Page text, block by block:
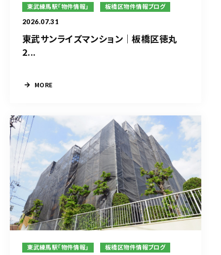
東武練馬駅「物件情報」 板橋区物件情報ブログ
2026.07.31
東武サンライズマンション｜板橋区徳丸
2...
MORE
東武練馬駅「物件情報」 板橋区物件情報ブログ